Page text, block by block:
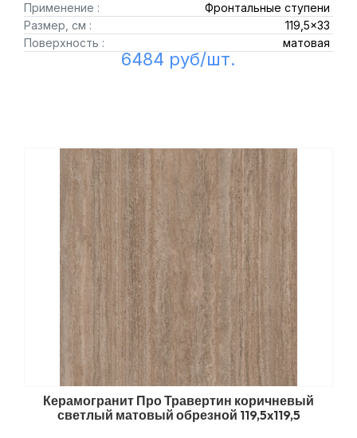
Применение :
Фронтальные ступени
Размер, см :
119,5x33
Поверхность :
матовая
6484 руб/шт.
Керамогранит Про Травертин коричневый
светлый матовый обрезной 119,5x119,5